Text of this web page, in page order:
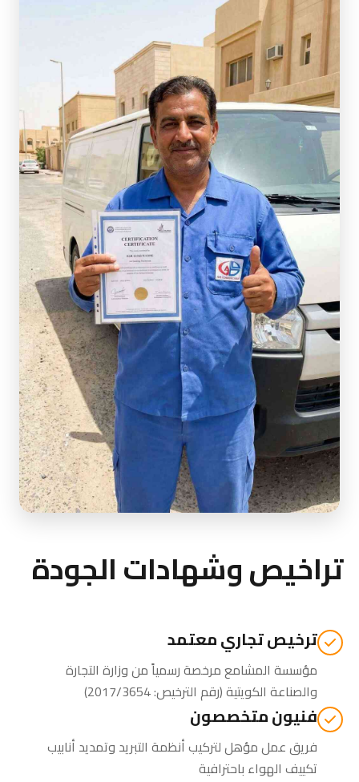
تراخيص وشهادات الجودة
ترخيص تجاري معتمد
مؤسسة المشامع مرخصة رسمياً منوزارة التجارة
والصناعة الكويتية(رقم الترخيص: 2017/3654)
فنيون متخصصون
فريق عمل مؤهل لتركيب أنظمة التبريد وتمديد أنابيب
تكييف الهواء باحترافية